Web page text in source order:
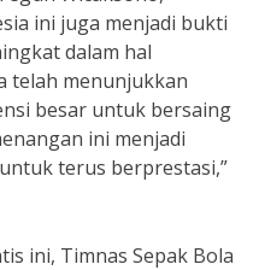
ini juga menjadi bukti
dalam hal
telah menunjukkan
besar untuk bersaing
ini menjadi
terus berprestasi,”
ini, Timnas Sepak Bola